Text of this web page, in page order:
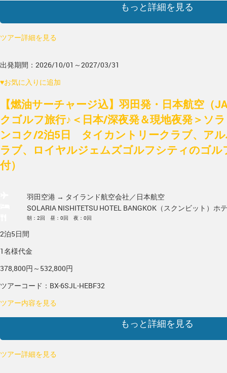
もっと詳細を見る
ツアー詳細を見る
出発期間：2026/10/01～2027/03/31
♥お気に入りに追加
【燃油サーチャージ込】羽田発・日本航空（
クゴルフ旅行♪＜日本/深夜発＆現地夜発＞ソ
ンコク/2泊5日 タイカントリークラブ、ア
ラブ、ロイヤルジェムズゴルフシティのゴル
付）
羽田空港 → タイランド航空会社／日本航空
SOLARIA NISHITETSU HOTEL BANGKOK（スクンビット） ホ
朝：2回 昼：0回 夜：0回
2泊5日間
1名様代金
378,800円～532,800円
ツアーコード：BX-6SJL-HEBF32
ツアー内容を見る
もっと詳細を見る
ツアー詳細を見る